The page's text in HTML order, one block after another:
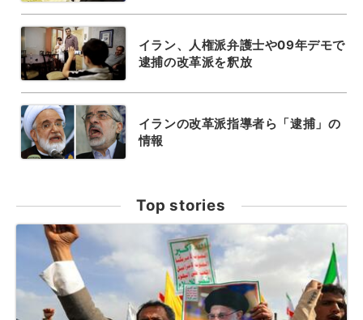
イラン、人権派弁護士や09年デモで
逮捕の改革派を釈放
イランの改革派指導者ら「逮捕」の
情報
Top stories